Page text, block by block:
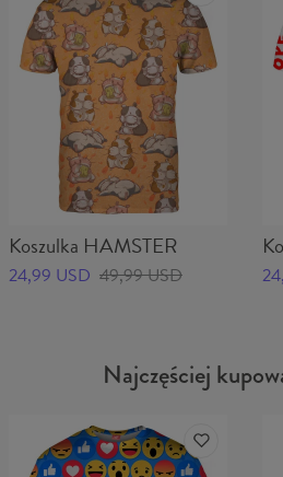
Koszulka HAMSTER
24,99 USD 49,99 USD
Najczęściej